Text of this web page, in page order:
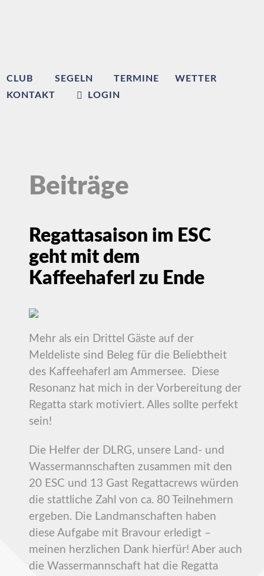
CLUB SEGELN TERMINE
WETTER
KONTAKT
LOGIN
Beiträge
Regattasaison im ESC
geht mit dem
Kaffeehaferl zu Ende
Mehr als ein Drittel Gäste auf der
Meldeliste sind Beleg für die Beliebtheit
des Kaffeehaferl am Ammersee. Diese
Resonanz hat mich in der Vorbereitung der
Regatta stark motiviert. Alles sollte perfekt
sein!
Die Helfer der DLRG, unsere Land- und
Wassermannschaften zusammen mit den
20 ESC und 13 Gast Regattacrews würden
die stattliche Zahl von ca. 80 Teilnehmern
ergeben. Die Landmanschaften haben
diese Aufgabe mit Bravour erledigt –
meinen herzlichen Dank hierfür! Aber auch
die Wassermannschaft hat die Regatta